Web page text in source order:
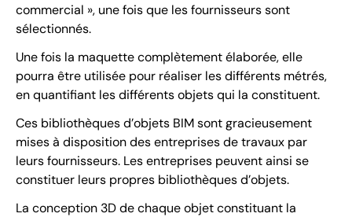
commercial », une fois que les fournisseurs sont
sélectionnés.
Une fois la maquette complètement élaborée, elle
pourra être utilisée pour réaliser les différents métrés,
en quantifiant les différents objets qui la constituent.
Ces bibliothèques d’objets BIM sont gracieusement
mises à disposition des entreprises de travaux par
leurs fournisseurs. Les entreprises peuvent ainsi se
constituer leurs propres bibliothèques d’objets.
La conception 3D de chaque objet constituant la